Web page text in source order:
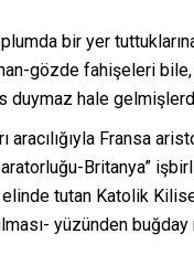
bir yer
gözde fahişeleri
duymaz hale
Fransa
Britanya”
elinde tutan Katolik
yüzünden